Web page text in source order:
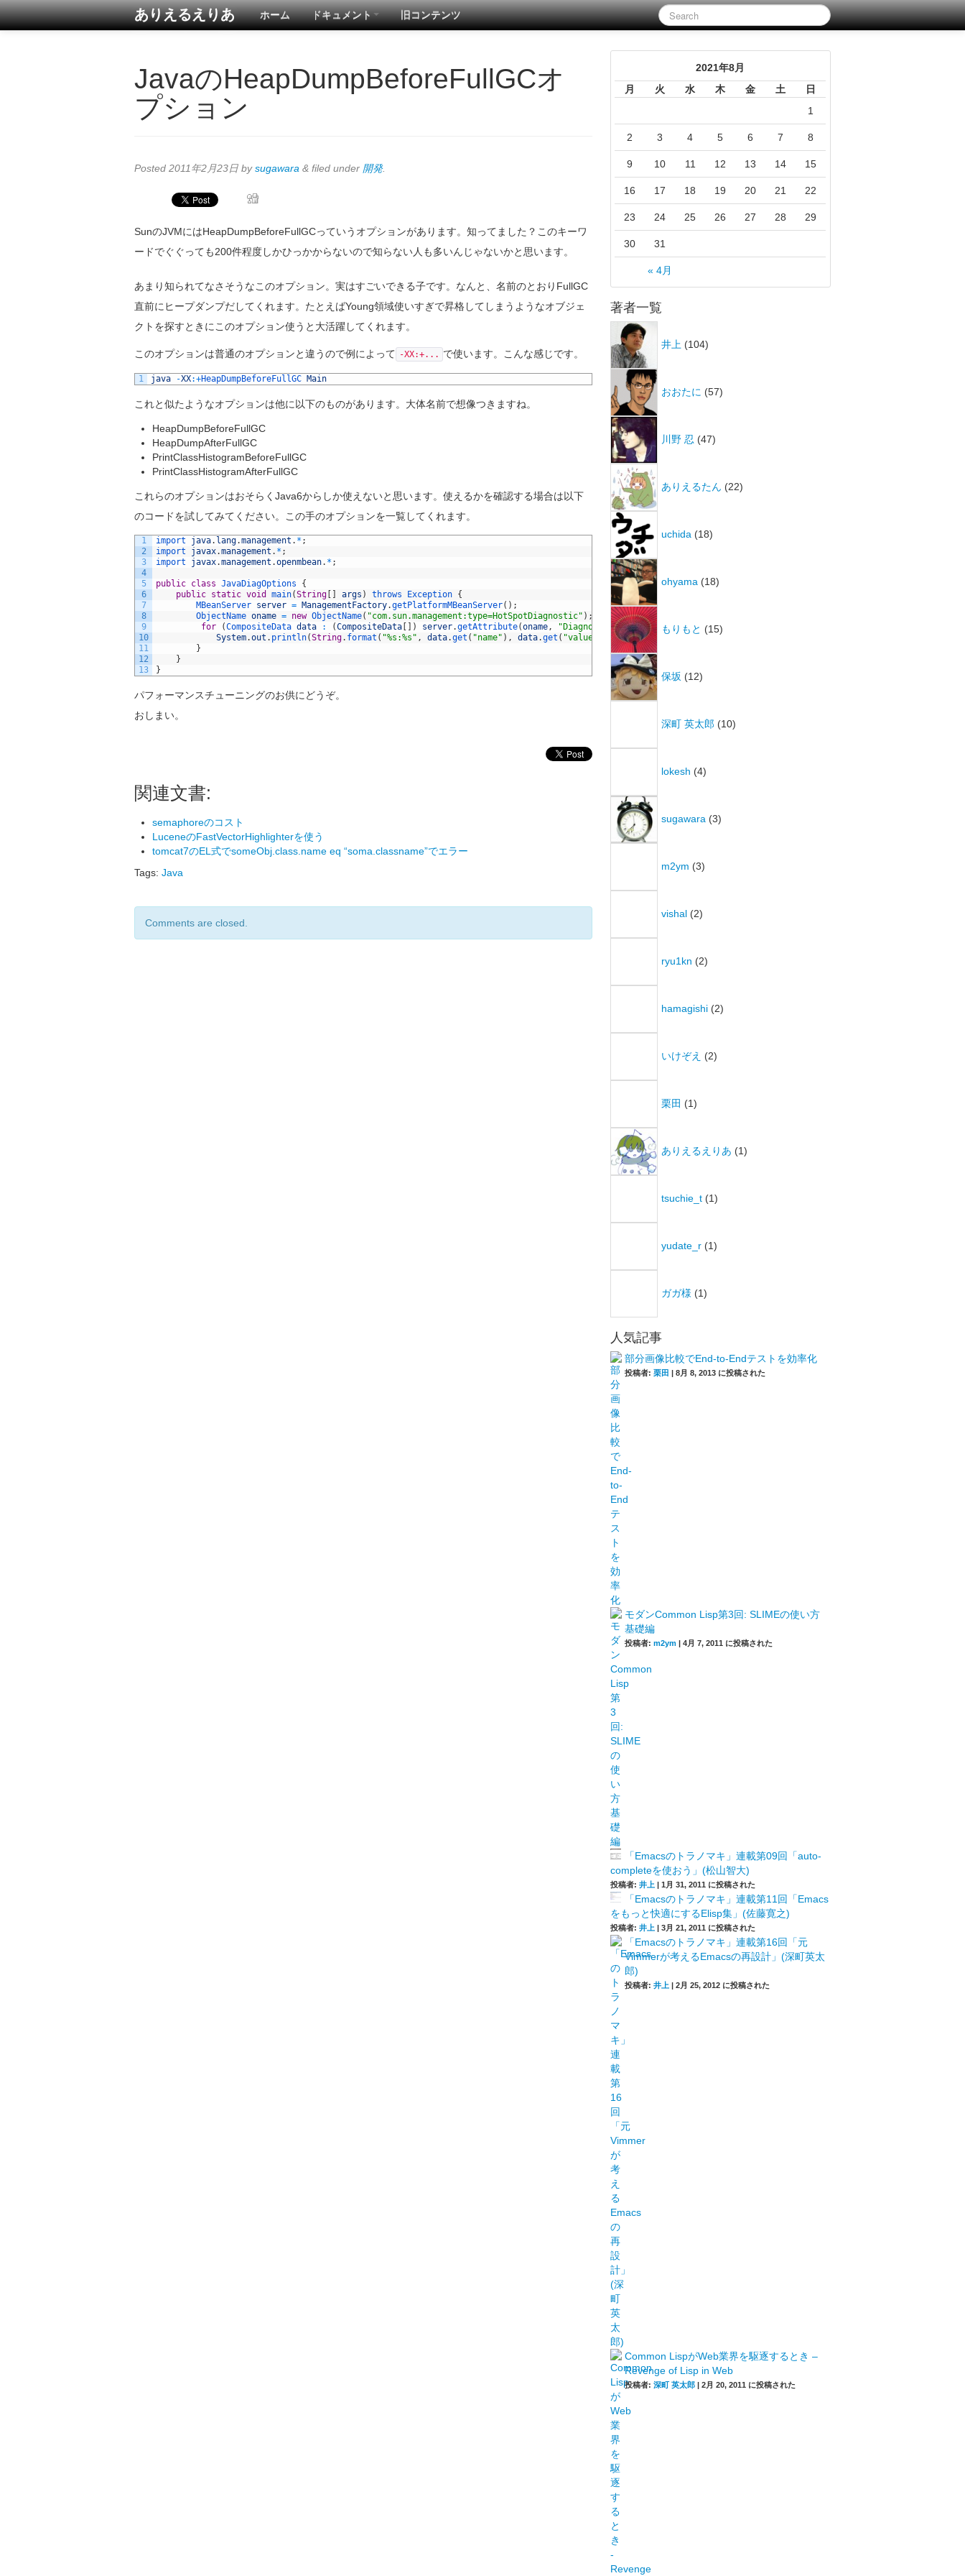
ありえるえりあ ホーム ドキュメント 旧コンテンツ
JavaのHeapDumpBeforeFullGCオ
プション
Posted 2011年2月23日 bysugawara & filed under 開発.
SunのJVMにはHeapDumpBeforeFullGCっていうオプションがあります。知ってました？このキーワ
ードでぐぐっても200件程度しかひっかからないので知らない人も多いんじゃないかと思います。
あまり知られてなさそうなこのオプション。実はすごいできる子です。なんと、名前のとおりFullGC
直前にヒープダンプだしてくれます。たとえばYoung領域使いすぎで昇格してしまうようなオブジェ
クトを探すときにこのオプション使うと大活躍してくれます。
このオプションは普通のオプションと違うので例によって -XX:+... で使います。こんな感じです。
1 java -XX:+HeapDumpBeforeFullGC Main
これと似たようなオプションは他に以下のものがあります。大体名前で想像つきますね。
HeapDumpBeforeFullGC
HeapDumpAfterFullGC
PrintClassHistogramBeforeFullGC
PrintClassHistogramAfterFullGC
これらのオプションはおそらくJava6からしか使えないと思います。使えるかを確認する場合は以下
のコードを試してみてください。この手のオプションを一覧してくれます。
1
2
3
4
5
6
7
8
9
10
11
12
13
import java. lang.management . * ;
import javax.management . * ;
import javax.management .openmbean. * ;
public class JavaDiagOptions
{
public static void main(String args ) throws Exception {
MBeanServer server = ManagementFactory.getPlatformMBeanServer( ) ;
ObjectName oname = new ObjectName( "com.sun.management:type=HotSpotDiagnostic" ) ;
for
(CompositeData data : (CompositeData ) server.getAttribute(oname, "DiagnosticOptions")
{
System.out . println(String. format ( "%s:%s" , data.get ( "name" ) , data.get ( "value" );
}
}
}
パフォーマンスチューニングのお供にどうぞ。
おしまい。
関連文書:
semaphoreのコスト
LuceneのFastVectorHighlighterを使う
tomcat7のEL式でsomeObj.class.name eq “soma.classname”でエラー
Tags: Java
Comments are closed.
2021年8月
月
火 水 木 金 土 日
« 4月
1
2 3 4 5 6 7 8
9 10 11 12 13 14 15
16 17 18 19 20 21 22
23 24 25 26 27 28 29
30 31
著者一覧
井上 (104)
おおたに (57)
川野 忍 (47)
ありえるたん (22)
uchida (18)
ohyama (18)
もりもと (15)
保坂 (12)
深町 英太郎 (10)
lokesh (4)
sugawara (3)
m2ym (3)
vishal (2)
ryu1kn (2)
hamagishi (2)
いけぞえ (2)
栗田 (1)
ありえるえりあ (1)
tsuchie_t (1)
yudate_r (1)
ガガ様 (1)
人気記事
部分画像比較でEnd-to-Endテストを効率化
投稿者:栗田 |8月 8, 2013 に投稿された
モダンCommon Lisp第3回: SLIMEの使い方
基礎編
投稿者:m2ym |4月 7, 2011 に投稿された
「Emacsのトラノマキ」連載第09回「auto-
completeを使おう」(松山智大)
投稿者:井上 |1月 31, 2011 に投稿された
「Emacsのトラノマキ」連載第11回「Emacs
をもっと快適にするElisp集」(佐藤寛之)
投稿者:井上 |3月 21, 2011 に投稿された
「Emacsのトラノマキ」連載第16回「元
Vimmerが考えるEmacsの再設計」(深町英太
郎)
投稿者:井上 |2月 25, 2012 に投稿された
Common LispがWeb業界を駆逐するとき –
Revenge of Lisp in Web
投稿者:深町 英太郎 |2月 20, 2011 に投稿された